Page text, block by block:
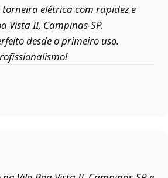
elétrica com rapidez e
Vista II, Campinas‑SP.
desde o primeiro uso.